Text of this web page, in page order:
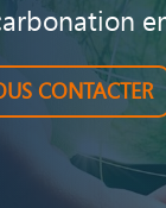
CONTACTER